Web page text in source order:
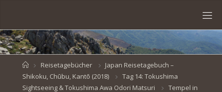
content
VEN
BR
HomeReisetagebücher
Japan Reisetagebuch –
Shikoku, Chūbu, Kantō (2018)
Tag 14: Tokushima
Sightseeing & Tokushima Awa Odori Matsuri
Tempel in